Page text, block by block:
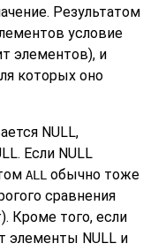
Результатом
условие
элементов), и
которых оно
NULL,
Если NULL
ALL обычно тоже
сравнения
Кроме того, если
элементы NULL и